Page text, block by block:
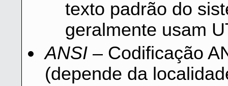
texto padrão do
geralmente usam
ANSI– Codificação
(depende da